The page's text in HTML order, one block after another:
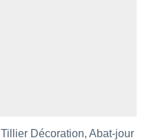
Tillier Décoration, Abat-jour